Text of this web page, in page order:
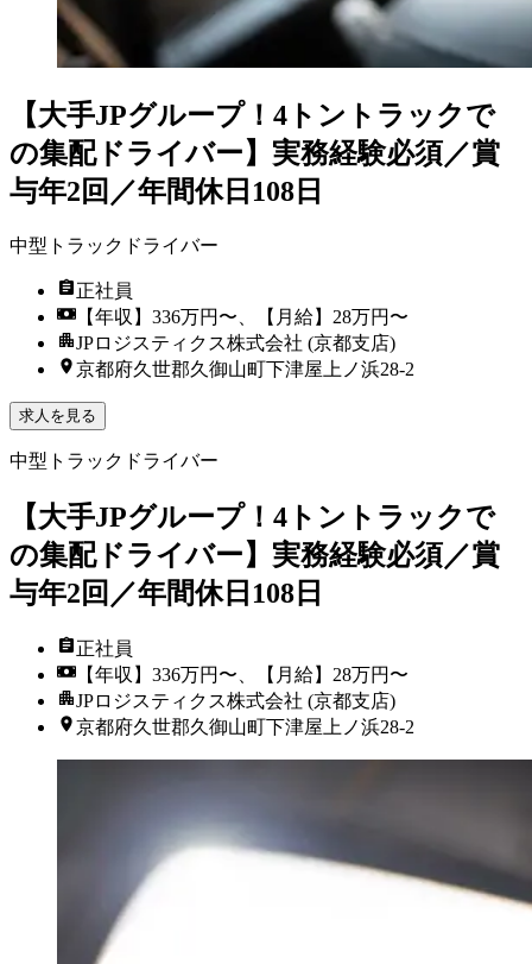
【大手JPグループ！4トントラックで
の集配ドライバー】実務経験必須／賞
与年2回／年間休日108日
中型トラックドライバー
正社員
【年収】336万円〜、【月給】28万円〜
JPロジスティクス株式会社 (京都支店)
京都府久世郡久御山町下津屋上ノ浜28-2
求人を見る
中型トラックドライバー
【大手JPグループ！4トントラックで
の集配ドライバー】実務経験必須／賞
与年2回／年間休日108日
正社員
【年収】336万円〜、【月給】28万円〜
JPロジスティクス株式会社 (京都支店)
京都府久世郡久御山町下津屋上ノ浜28-2